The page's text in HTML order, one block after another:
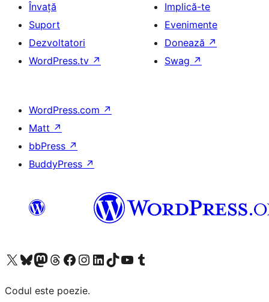
Învață
Suport
Dezvoltatori
WordPress.tv ↗
Implică-te
Evenimente
Donează ↗
Swag ↗
WordPress.com ↗
Matt ↗
bbPress ↗
BuddyPress ↗
Mergi la contul nostru X (fost Twitter)
Vizitează contul nostru Bluesky
Vizitează contul nostru Mastodon
Vizitează contul nostru Threads
Vizitează pagina noastră Facebook
Vizitează-ne pe Instagram
Vizitează-ne pe LinkedIn
Vizitează contul nostru TikTok
Vizitează canalul nostru YouTube
Vizitează contul nostru Tumblr
Codul este poezie.